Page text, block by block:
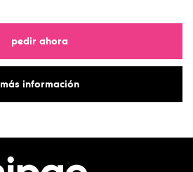
pedir ahorapara narración a través
más informaciónpara narración a